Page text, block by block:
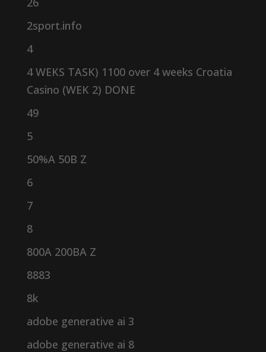
2sport.info
4
4 WEKS TASK) 1100 over 4 weeks Croatia
Casino (WEK 2) DONE
49
5
50%A 50B Z
6
7
8
800A 200BA Z
8883
8k
adobe generative ai 3
adobe generative ai 8